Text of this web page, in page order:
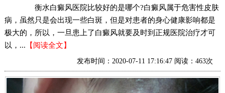
衡水白癜风医院比较好的是哪个?白癜风属于危害性皮肤
病，虽然只是会出现一些白斑，但是对患者的身心健康影响都是
极大的，所以，一旦患上了白癜风就要及时到正规医院治疗才可
以，... 【阅读全文】
发布时间：2020-07-11 17:16:47 阅读：463次